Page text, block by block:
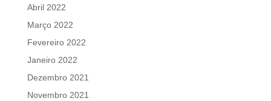
Abril 2022
Março 2022
Fevereiro 2022
Janeiro 2022
Dezembro 2021
Novembro 2021